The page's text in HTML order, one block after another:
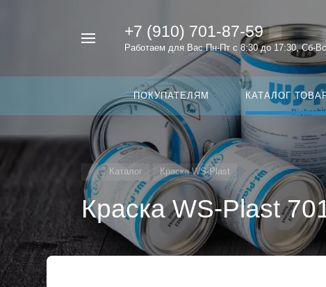
+7 (910) 701-87-59
Работаем для Вас Пн-Пт с 8:30 до 17:30, Сб-
ПОКУПАТЕЛЯМ КАТАЛОГ
Каталог Краска WS-Plast
Краска WS-Plast